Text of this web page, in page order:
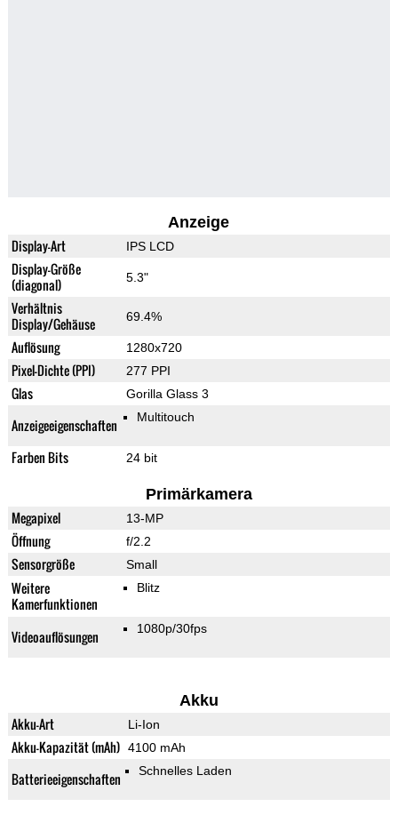
Anzeige
Display-Art IPS LCD
Display-Größe
(diagonal)
5.3"
Verhältnis
Display/Gehäuse
69.4%
Auflösung 1280x720
Pixel-Dichte (PPI) 277 PPI
Glas Gorilla Glass 3
Anzeigeeigenschaften Multitouch
Farben Bits 24 bit
Primärkamera
Megapixel 13-MP
Öffnung f/2.2
Sensorgröße Small
Weitere
Kamerfunktionen
Blitz
Videoauflösungen 1080p/30fps
Akku
Akku-Art Li-Ion
Akku-Kapazität (mAh) 4100 mAh
Batterieeigenschaften Schnelles Laden